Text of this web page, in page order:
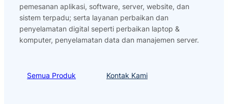
pemesanan aplikasi, software, server, website, dan
sistem terpadu; serta layanan perbaikan dan
penyelamatan digital seperti perbaikan laptop &
komputer, penyelamatan data dan manajemen server.
Semua Produk Kontak Kami